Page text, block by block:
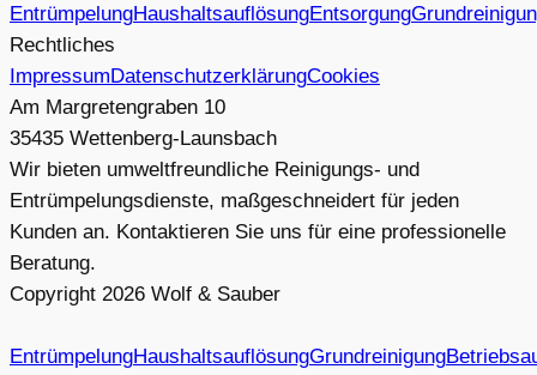
EntrümpelungHaushaltsauflösungEntsorgung
Rechtliches
ImpressumDatenschutzerklärungCookies
Am Margretengraben 10
35435 Wettenberg-Launsbach
Wir bieten umweltfreundliche Reinigungs- und
Entrümpelungsdienste, maßgeschneidert für jeden
Kunden an. Kontaktieren Sie uns für eine professionelle
Beratung.
Copyright 2026 Wolf & Sauber
EntrümpelungHaushaltsauflösungGrundreinigung